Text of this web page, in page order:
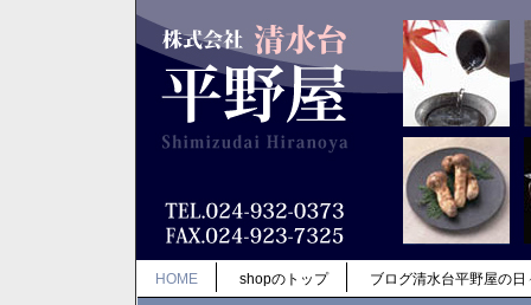
HOME shopのトップ ブログ清水台平野屋の日